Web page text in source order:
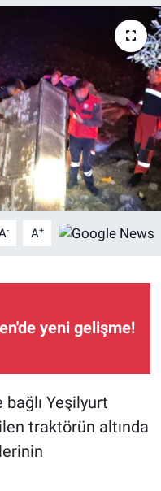
- A+
yeni gelişme!
bağlı Yeşilyurt
traktörün altında